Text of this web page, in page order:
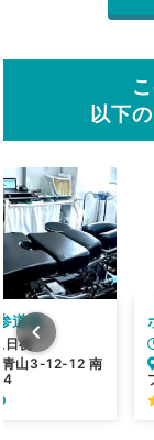
以下
道院
祝
青山3-12-12 南